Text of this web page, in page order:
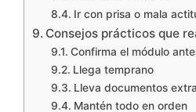
Ir con prisa o mala
Consejos prácticos que
Confirma el módulo
Llega temprano
Lleva documentos extra
Mantén todo en orden